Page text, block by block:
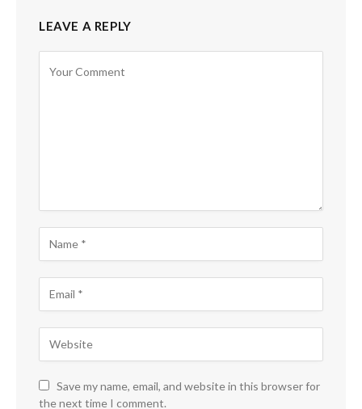
LEAVE A REPLY
Save my name, email, and website in this browser for
the next time I comment.